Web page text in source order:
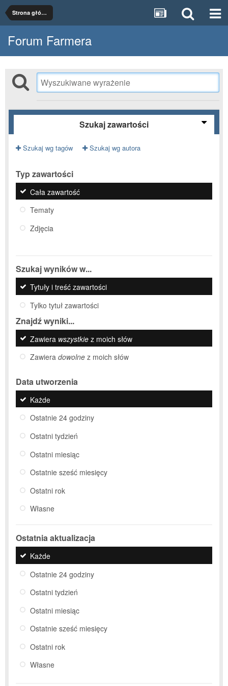
Strona główna
Forum Farmera
Szukaj zawartości
Szukaj wg tagów Szukaj wg autora
Typ zawartości
Cała zawartość
Tematy
Zdjęcia
Szukaj wyników w...
Tytuły i treść zawartości
Tylko tytuł zawartości
Znajdź wyniki...
Zawiera wszystkie z moich słów
Zawiera dowolne z moich słów
Data utworzenia
Każde
Ostatnie 24 godziny
Ostatni tydzień
Ostatni miesiąc
Ostatnie sześć miesięcy
Ostatni rok
Własne
Ostatnia aktualizacja
Każde
Ostatnie 24 godziny
Ostatni tydzień
Ostatni miesiąc
Ostatnie sześć miesięcy
Ostatni rok
Własne